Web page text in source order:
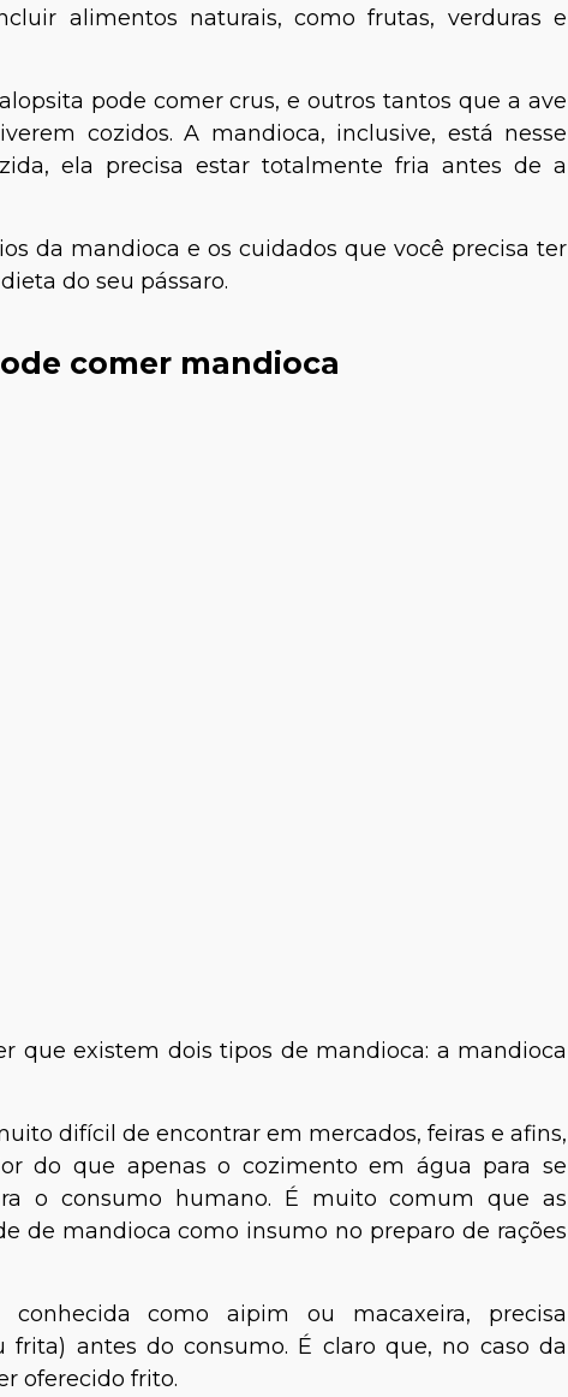
alimentos naturais, como frutas, verduras e
pode comer crus, e outros tantos que a ave
cozidos. A mandioca, inclusive, está nesse
ela precisa estar totalmente fria antes de a
da mandioca e os cuidados que você precisa ter
do seu pássaro.
comer mandioca
que existem dois tipos de mandioca: a mandioca
difícil de encontrar em mercados, feiras e afins,
do que apenas o cozimento em água para se
o consumo humano. É muito comum que as
de mandioca como insumo no preparo de rações
como aipim ou macaxeira, precisa
frita) antes do consumo. É claro que, no caso da
oferecido frito.